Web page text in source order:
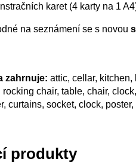
karet (4 karty na 1
na seznámení se s novou
zahrnuje: attic, cellar, kitchen,
rocking chair, table, chair,
curtains, socket, clock,
produkty